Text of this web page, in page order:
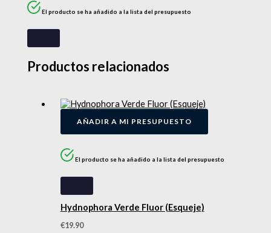
El producto se ha añadido a la lista del presupuesto
Productos relacionados
AÑADIR A MI PRESUPUESTO
El producto se ha añadido a la lista del presupuesto
Hydnophora Verde Fluor (Esqueje)
€19.90